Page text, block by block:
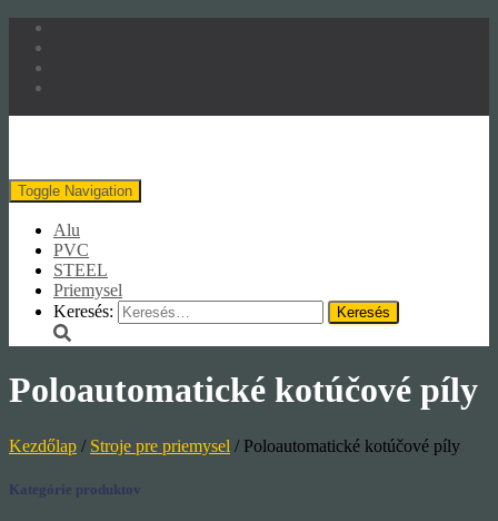
Toggle Navigation
Alu
PVC
STEEL
Priemysel
Keresés:
Poloautomatické kotúčové píly
Kezdőlap / Stroje pre priemysel / Poloautomatické kotúčové píly
Kategórie produktov